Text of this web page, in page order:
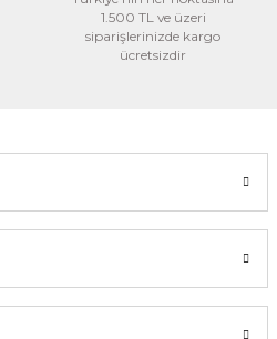
1.500 TL ve üzeri
siparişlerinizde kargo
ücretsizdir